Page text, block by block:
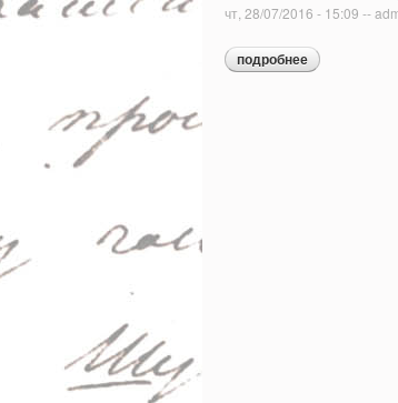
чт, 28/07/2016 - 15:09 --
подробнее о экскурсия